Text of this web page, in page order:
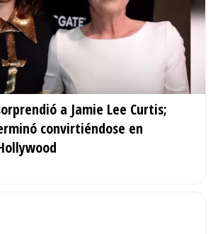
a Jamie Lee Curtis;
convirtiéndose en